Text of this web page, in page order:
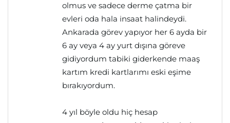
olmus ve sadece derme çatma bir
evleri oda hala insaat halindeydi.
Ankarada görev yapıyor her 6 ayda bir
6 ay veya 4 ay yurt dışına göreve
gidiyordum tabiki giderkende maaş
kartım kredi kartlarımı eski eşime
bırakıyordum.
4 yıl böyle oldu hiç hesap